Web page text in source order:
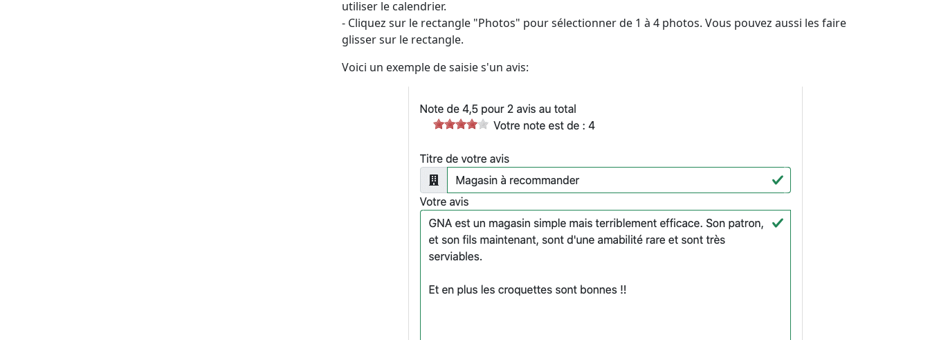
utiliser le calendrier.
- Cliquez sur le rectangle "Photos" pour sélectionner de 1 à 4 photos. Vous pouvez aussi les faire
glisser sur le rectangle.
Voici un exemple de saisie s'un avis: